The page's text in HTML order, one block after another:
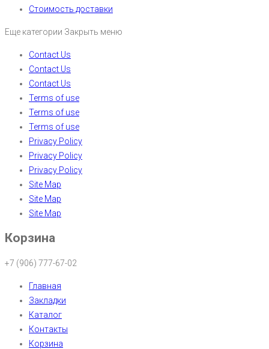
Стоимость доставки
Еще категории Закрыть меню
Contact Us
Contact Us
Contact Us
Terms of use
Terms of use
Terms of use
Privacy Policy
Privacy Policy
Privacy Policy
Site Map
Site Map
Site Map
Корзина
+7 (906) 777-67-02
Главная
Закладки
Каталог
Контакты
Корзина